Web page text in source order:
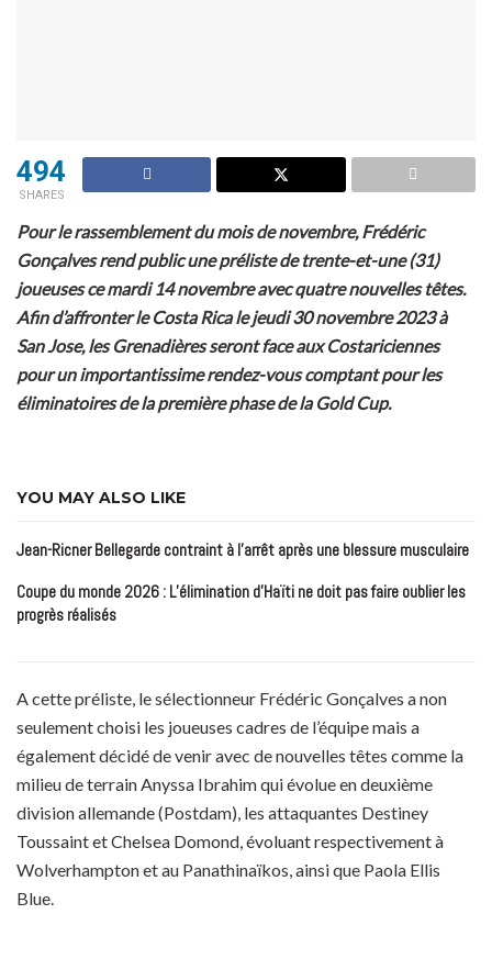
494
SHARES
Pour le rassemblement du mois de novembre, Frédéric
Gonçalves rend public une préliste de trente-et-une (31)
joueuses ce mardi 14 novembre avec quatre nouvelles têtes.
Afin d’affronter le Costa Rica le jeudi 30 novembre 2023 à
San Jose, les Grenadières seront face aux Costariciennes
pour un importantissime rendez-vous comptant pour les
éliminatoires de la première phase de la Gold Cup.
YOU MAY ALSO LIKE
Jean-Ricner Bellegarde contraint à l’arrêt après une blessure musculaire
Coupe du monde 2026 : L’élimination d’Haïti ne doit pas faire oublier les
progrès réalisés
A cette préliste, le sélectionneur Frédéric Gonçalves a non
seulement choisi les joueuses cadres de l’équipe mais a
également décidé de venir avec de nouvelles têtes comme la
milieu de terrain Anyssa Ibrahim qui évolue en deuxième
division allemande (Postdam), les attaquantes Destiney
Toussaint et Chelsea Domond, évoluant respectivement à
Wolverhampton et au Panathinaïkos, ainsi que Paola Ellis
Blue.